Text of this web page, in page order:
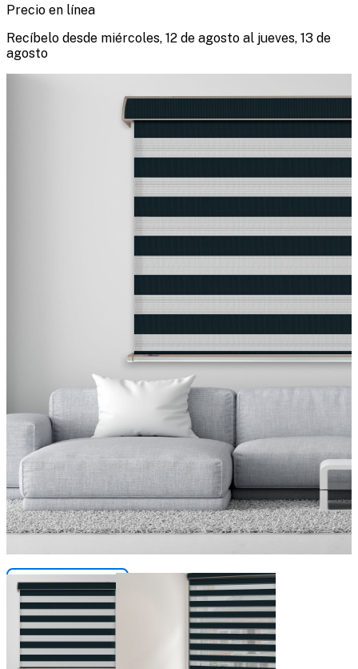
Precio en línea
Recíbelo desde miércoles, 12 de agosto al jueves, 13 de
agosto